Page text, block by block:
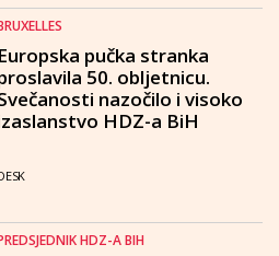
Europska pučka stranka
50. obljetnicu.
nazočilo i visoko
HDZ-a BiH
HDZ-A BIH